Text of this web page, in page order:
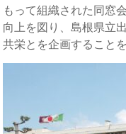
もって組織された同窓
向上を図り、島根県立
共栄とを企画すること